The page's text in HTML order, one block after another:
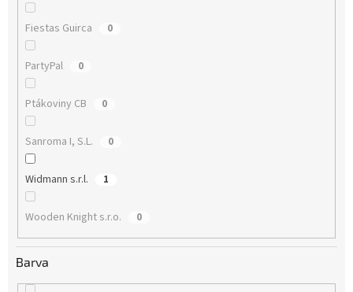
Fiestas Guirca 0
PartyPal 0
Ptákoviny CB 0
Sanroma I, S.L. 0
Widmann s.r.l. 1
Wooden Knight s.r.o. 0
Barva